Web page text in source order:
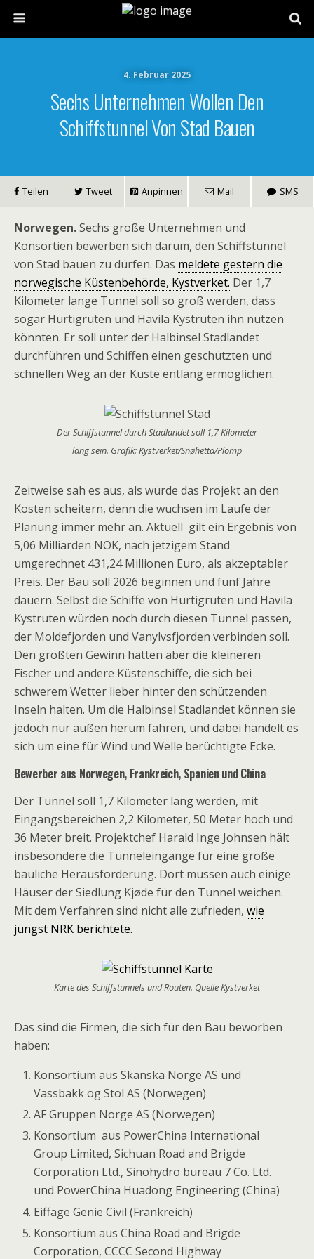
4. Februar 2025
Sechs Unternehmen Wollen Den
Schiffstunnel Von Stad Bauen
Teilen Tweet Anpinnen Mail SMS
Norwegen.Sechs große Unternehmen und
Konsortien bewerben sich darum, den Schiffstunnel
von Stad bauen zu dürfen. Das meldete gestern die
norwegische Küstenbehörde, Kystverket. Der 1,7
Kilometer lange Tunnel soll so groß werden, dass
sogar Hurtigruten und Havila Kystruten ihn nutzen
könnten. Er soll unter der Halbinsel Stadlandet
durchführen und Schiffen einen geschützten und
schnellen Weg an der Küste entlang ermöglichen.
Der Schiffstunnel durch Stadlandet soll 1,7 Kilometer
lang sein. Grafik: Kystverket/Snøhetta/Plomp
Zeitweise sah es aus, als würde das Projekt an den
Kosten scheitern, denn die wuchsen im Laufe der
Planung immer mehr an. Aktuell gilt ein Ergebnis von
5,06 Milliarden NOK, nach jetzigem Stand
umgerechnet 431,24 Millionen Euro, als akzeptabler
Preis. Der Bau soll 2026 beginnen und fünf Jahre
dauern. Selbst die Schiffe von Hurtigruten und Havila
Kystruten würden noch durch diesen Tunnel passen,
der Moldefjorden und Vanylvsfjorden verbinden soll.
Den größten Gewinn hätten aber die kleineren
Fischer und andere Küstenschiffe, die sich bei
schwerem Wetter lieber hinter den schützenden
Inseln halten. Um die Halbinsel Stadlandet können sie
jedoch nur außen herum fahren, und dabei handelt es
sich um eine für Wind und Welle berüchtigte Ecke.
Bewerber aus Norwegen, Frankreich, Spanien und China
Der Tunnel soll 1,7 Kilometer lang werden, mit
Eingangsbereichen 2,2 Kilometer, 50 Meter hoch und
36 Meter breit. Projektchef Harald Inge Johnsen hält
insbesondere die Tunneleingänge für eine große
bauliche Herausforderung. Dort müssen auch einige
Häuser der Siedlung Kjøde für den Tunnel weichen.
Mit dem Verfahren sind nicht alle zufrieden, wie
jüngst NRK berichtete.
Karte des Schiffstunnels und Routen. Quelle Kystverket
Das sind die Firmen, die sich für den Bau beworben
haben:
Konsortium aus Skanska Norge AS und
Vassbakk og Stol AS (Norwegen)
AF Gruppen Norge AS (Norwegen)
Konsortium aus PowerChina International
Group Limited, Sichuan Road and Brigde
Corporation Ltd., Sinohydro bureau 7 Co. Ltd.
und PowerChina Huadong Engineering (China)
Eiffage Genie Civil (Frankreich)
Konsortium aus China Road and Brigde
Corporation, CCCC Second Highway